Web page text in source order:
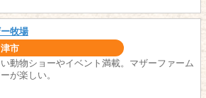
牧場
市
動物ショーやイベント満載。マザーファーム
が楽しい。